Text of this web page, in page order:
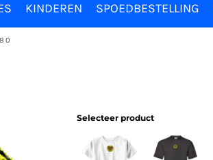
KINDEREN SPOEDBESTELLING
Selecteer product